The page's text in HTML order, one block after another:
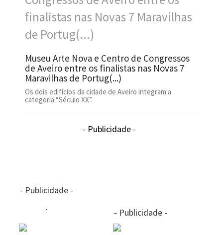
Museu Arte Nova e Centro de Congressos
de Aveiro entre os finalistas nas Novas 7
Maravilhas de Portug(...)
Os dois edifícios da cidade de Aveiro integram a
categoria “Século XX”.
- Publicidade -
- Publicidade -
- Publicidade -